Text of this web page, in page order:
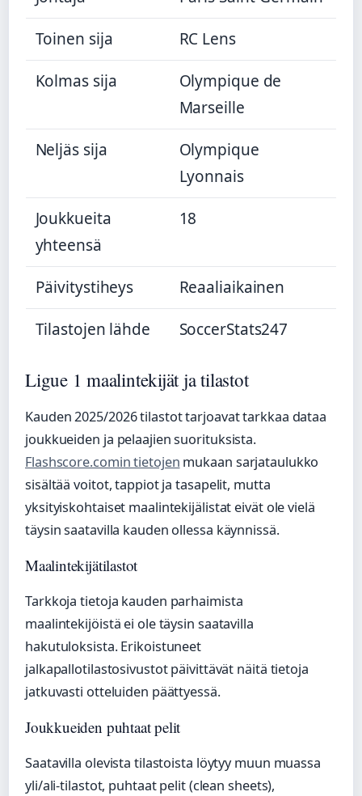
Toinen sija
RC Lens
Kolmas sija
Olympique de
Marseille
Neljäs sija
Olympique
Lyonnais
Joukkueita
yhteensä
18
Päivitystiheys
Reaaliaikainen
Tilastojen lähde
SoccerStats247
Ligue 1 maalintekijät ja tilastot
Kauden 2025/2026 tilastot tarjoavat tarkkaa dataa
joukkueiden ja pelaajien suorituksista.
Flashscore.comin tietojen mukaan sarjataulukko
sisältää voitot, tappiot ja tasapelit, mutta
yksityiskohtaiset maalintekijälistat eivät ole vielä
täysin saatavilla kauden ollessa käynnissä.
Maalintekijätilastot
Tarkkoja tietoja kauden parhaimista
maalintekijöistä ei ole täysin saatavilla
hakutuloksista. Erikoistuneet
jalkapallotilastosivustot päivittävät näitä tietoja
jatkuvasti otteluiden päättyessä.
Joukkueiden puhtaat pelit
Saatavilla olevista tilastoista löytyy muun muassa
yli/ali-tilastot, puhtaat pelit (clean sheets),